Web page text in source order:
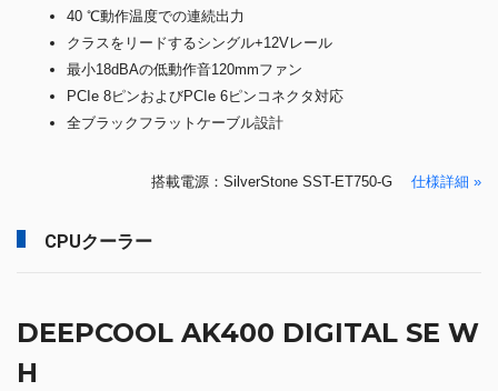
40 ℃動作温度での連続出力
クラスをリードするシングル+12Vレール
最小18dBAの低動作音120mmファン
PCIe 8ピンおよびPCIe 6ピンコネクタ対応
全ブラックフラットケーブル設計
搭載電源：SilverStone SST-ET750-G 仕様詳細 »
CPUクーラー
DEEPCOOL AK400 DIGITAL SE W
H